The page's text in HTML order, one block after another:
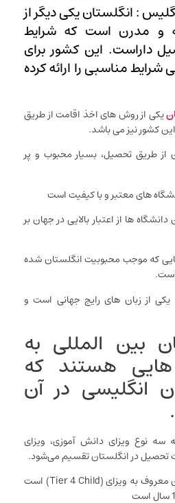
: انگلستان یکی دیگر از
و مدرن است که شرایط
داراست. این کشور برای
شرایط مناسبی را ارائه کرده
یکی از روش های اخذ اقامت از طریق
کشور نیز می باشد.
از طریق تحصیل، بسیار محبوب و پر
های معتبر و با کیفیت است
ها از اعتبار بالایی در جهان بر
که موجب محبوبیت انگلستان شده
یکی از زبان های رایج جهانی است و
بین المللی به
هایی هستند که
انگلیسی در آن
سه نوع ویزای دانش آموزی، ویزای
تحصیل در انگلستان تقسیم می‌شود.
ویزای دانش آموزی انگلستان معروف به ویزای (Tier 4 Child) است